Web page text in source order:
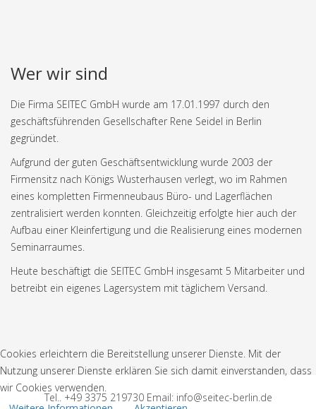
Wer wir sind
Die Firma SEITEC GmbH wurde am 17.01.1997 durch den
geschäftsführenden Gesellschafter Rene Seidel in Berlin
gegründet.
Aufgrund der guten Geschäftsentwicklung wurde 2003 der
Firmensitz nach Königs Wusterhausen verlegt, wo im Rahmen
eines kompletten Firmenneubaus Büro- und Lagerflächen
zentralisiert werden konnten. Gleichzeitig erfolgte hier auch der
Aufbau einer Kleinfertigung und die Realisierung eines modernen
Seminarraumes.
Heute beschäftigt die SEITEC GmbH insgesamt 5 Mitarbeiter und
betreibt ein eigenes Lagersystem mit täglichem Versand.
Tel.. +49 3375 219730 Email: info@seitec-berlin.de
Cookies erleichtern die Bereitstellung unserer Dienste. Mit der
Nutzung unserer Dienste erklären Sie sich damit einverstanden, dass
wir Cookies verwenden.